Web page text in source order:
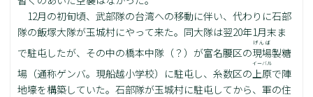
12月の初旬頃、武部隊の台湾への移動に伴い、代わりに石部
隊の飯塚大隊が玉城村にやって来た。同大隊は翌20年1月末ま
で駐屯したが、その中の橋本中隊（？）が富名腰区の現場
げんば
製糖
場（通称ゲンバ。現船越小学校）に駐屯し、糸数区の 上原
イーバル
で陣
地壕を構築していた。石部隊が玉城村に駐屯してから、軍の住